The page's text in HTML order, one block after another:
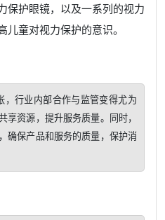
保护眼镜，以及一系列的视力
童对视力保护的意识。
享资源，提升服务质量。同时，
确保产品和服务的质量，保护消